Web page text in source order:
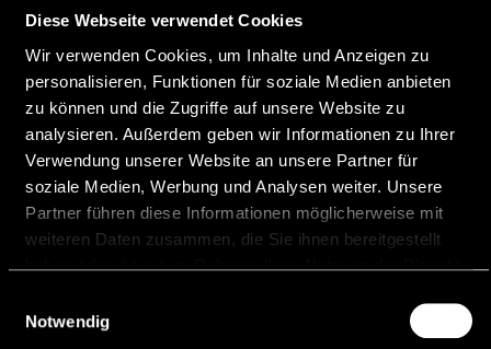
Diese Webseite verwendet Cookies
Wir verwenden Cookies, um Inhalte und Anzeigen zu
personalisieren, Funktionen für soziale Medien anbieten
zu können und die Zugriffe auf unsere Website zu
analysieren. Außerdem geben wir Informationen zu Ihrer
Verwendung unserer Website an unsere Partner für
soziale Medien, Werbung und Analysen weiter. Unsere
Partner führen diese Informationen möglicherweise mit
weiteren Daten zusammen, die Sie ihnen bereitgestellt
haben oder die sie im Rahmen Ihrer Nutzung der Dienste
Notwendig
2022 | 2023 Clerk at
Altrova Treuhand
2021 | 2022
Receptionist at
Casino Maximus,
Schaan
Matriculation and
diploma
examination at the
Higher College for
Business
Professions,
Feldkirch
2011 | 2015 Private
Catholic secondary
school Institut St.
Josef, Feldkirch